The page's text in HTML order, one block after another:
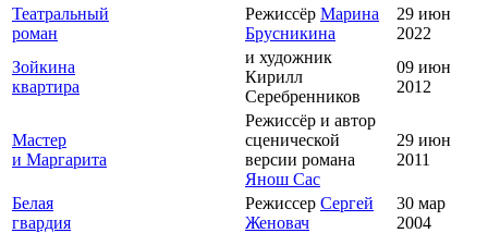
Театральный
роман
Режиссёр Марина
Брусникина
29 июн
2022
Зойкина
квартира
и художник
Кирилл
Серебренников
09 июн
2012
Мастер
и Маргарита
Режиссёр и автор
сценической
версии романа
Янош Сас
29 июн
2011
Белая
гвардия
Режиссер Сергей
Женовач
30 мар
2004